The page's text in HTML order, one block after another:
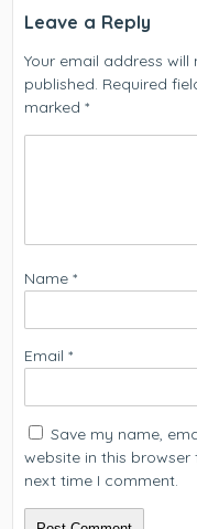
Leave a Reply
Your email address will
published. Required
marked*
Name*
Email*
Save my name,
website in this browser
next time I comment.